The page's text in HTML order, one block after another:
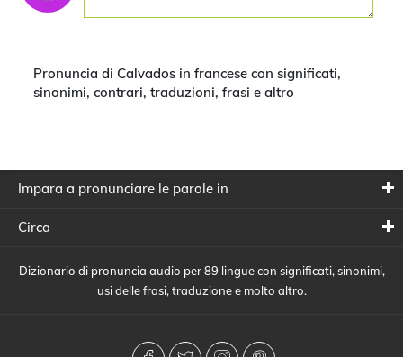
Pronuncia di Calvados in francese con significati,
sinonimi, contrari, traduzioni, frasi e altro
Impara a pronunciare le parole in
Circa
Dizionario di pronuncia audio per 89 lingue con significati, sinonimi,
usi delle frasi, traduzione e molto altro.